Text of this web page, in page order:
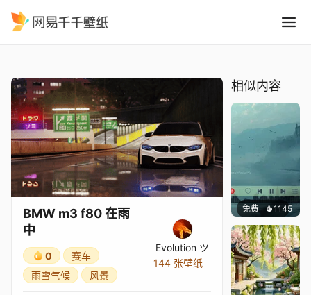
BMW m3 f80 在雨
中
0
赛车
雨雪气候
风景
Evolution ツ
144 张壁纸
相似内容
免费 1145冰茶